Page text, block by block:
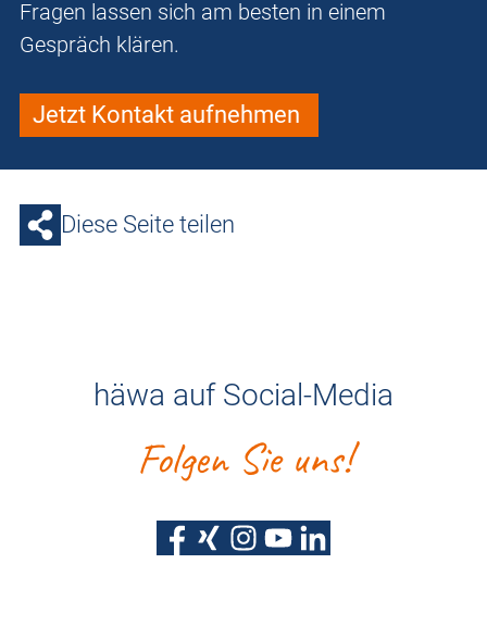
Fragen lassen sich am besten in einem
Gespräch klären.
Jetzt Kontakt aufnehmen
Diese Seite teilen
häwa auf Social-Media
Folgen Sie uns!